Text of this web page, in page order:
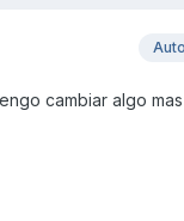
cambiar algo mas